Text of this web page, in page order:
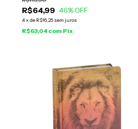
R$64,99 46% OFF
4x de R$16,25 sem juros
R$63,04 com Pix